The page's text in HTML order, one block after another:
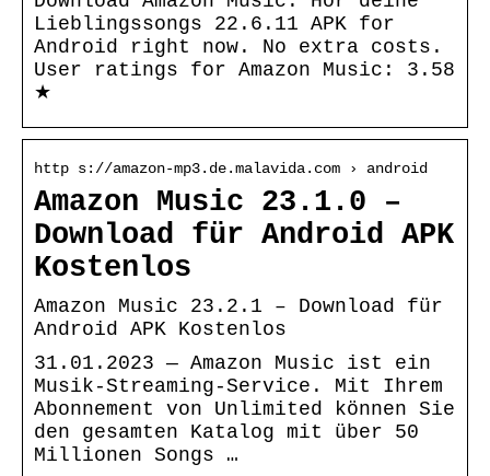
Lieblingssongs 22.6.11 APK for
Android right now. No extra costs.
User ratings for Amazon Music: 3.58
★
http s://amazon-mp3.de.malavida.com › android
Amazon Music 23.1.0 –
Download für Android APK
Kostenlos
Amazon Music 23.2.1 – Download für
Android APK Kostenlos
31.01.2023 — Amazon Music ist ein
Musik-Streaming-Service. Mit Ihrem
Abonnement von Unlimited können Sie
den gesamten Katalog mit über 50
Millionen Songs …